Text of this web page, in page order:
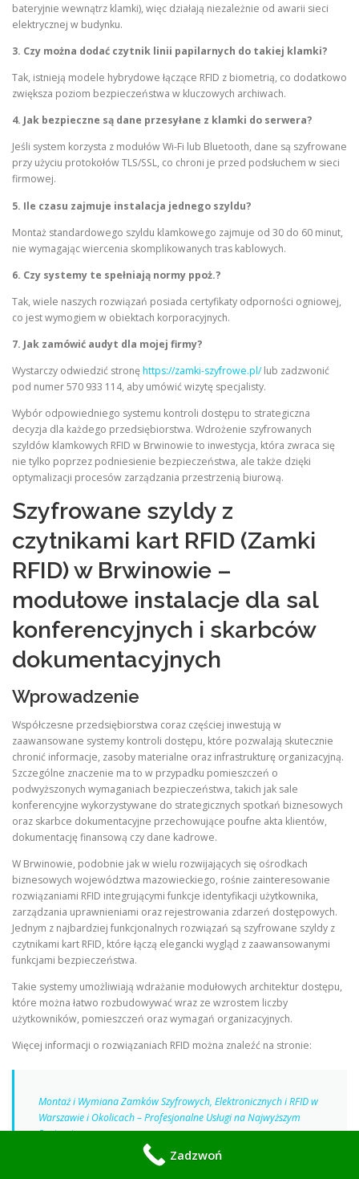
bateryjnie wewnątrz klamki), więc działają niezależnie od awarii sieci
elektrycznej w budynku.
3. Czy można dodać czytnik linii papilarnych do takiej klamki?
Tak, istnieją modele hybrydowe łączące RFID z biometrią, co dodatkowo
zwiększa poziom bezpieczeństwa w kluczowych archiwach.
4. Jak bezpieczne są dane przesyłane z klamki do serwera?
Jeśli system korzysta z modułów Wi-Fi lub Bluetooth, dane są szyfrowane
przy użyciu protokołów TLS/SSL, co chroni je przed podsłuchem w sieci
firmowej.
5. Ile czasu zajmuje instalacja jednego szyldu?
Montaż standardowego szyldu klamkowego zajmuje od 30 do 60 minut,
nie wymagając wiercenia skomplikowanych tras kablowych.
6. Czy systemy te spełniają normy ppoż.?
Tak, wiele naszych rozwiązań posiada certyfikaty odporności ogniowej,
co jest wymogiem w obiektach korporacyjnych.
7. Jak zamówić audyt dla mojej firmy?
Wystarczy odwiedzić stronęhttps://zamki-szyfrowe.pl/lub zadzwonić
pod numer 570 933 114, aby umówić wizytę specjalisty.
Wybór odpowiedniego systemu kontroli dostępu to strategiczna
decyzja dla każdego przedsiębiorstwa. Wdrożenie szyfrowanych
szyldów klamkowych RFID w Brwinowie to inwestycja, która zwraca się
nie tylko poprzez podniesienie bezpieczeństwa, ale także dzięki
optymalizacji procesów zarządzania przestrzenią biurową.
Szyfrowane szyldy z
czytnikami kart RFID (Zamki
RFID) w Brwinowie –
modułowe instalacje dla sal
konferencyjnych i skarbców
dokumentacyjnych
Wprowadzenie
Współczesne przedsiębiorstwa coraz częściej inwestują w
zaawansowane systemy kontroli dostępu, które pozwalają skutecznie
chronić informacje, zasoby materialne oraz infrastrukturę organizacyjną.
Szczególne znaczenie ma to w przypadku pomieszczeń o
podwyższonych wymaganiach bezpieczeństwa, takich jak sale
konferencyjne wykorzystywane do strategicznych spotkań biznesowych
oraz skarbce dokumentacyjne przechowujące poufne akta klientów,
dokumentację finansową czy dane kadrowe.
W Brwinowie, podobnie jak w wielu rozwijających się ośrodkach
biznesowych województwa mazowieckiego, rośnie zainteresowanie
rozwiązaniami RFID integrującymi funkcje identyfikacji użytkownika,
zarządzania uprawnieniami oraz rejestrowania zdarzeń dostępowych.
Jednym z najbardziej funkcjonalnych rozwiązań są szyfrowane szyldy z
czytnikami kart RFID, które łączą elegancki wygląd z zaawansowanymi
funkcjami bezpieczeństwa.
Takie systemy umożliwiają wdrażanie modułowych architektur dostępu,
które można łatwo rozbudowywać wraz ze wzrostem liczby
użytkowników, pomieszczeń oraz wymagań organizacyjnych.
Więcej informacji o rozwiązaniach RFID można znaleźć na stronie:
Montaż i Wymiana Zamków Szyfrowych, Elektronicznych i RFID w
Warszawie i Okolicach – Profesjonalne Usługi na Najwyższym
Poziomie
Zadzwoń